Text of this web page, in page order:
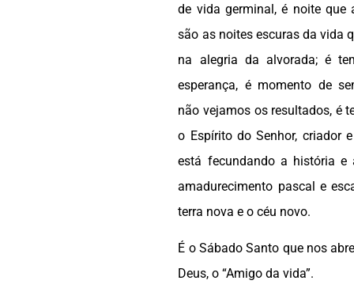
de vida germinal, é noite que
são as noites escuras da vida
na alegria da alvorada; é
esperança, é momento de
não vejamos os resultados, é
o Espírito do Senhor, criador
está fecundando a história e
amadurecimento pascal e
terra nova e o céu novo.
É o Sábado Santo que nos
Deus, o “Amigo da vida”.